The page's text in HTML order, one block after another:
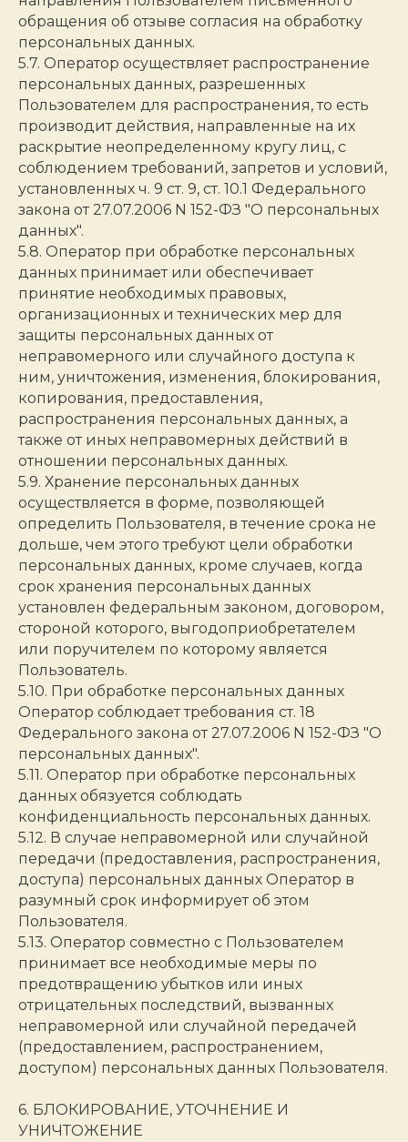
обращения об отзыве согласия на обработку
персональных данных.
5.7. Оператор осуществляет распространение
персональных данных, разрешенных
Пользователем для распространения, то есть
производит действия, направленные на их
раскрытие неопределенному кругу лиц, с
соблюдением требований, запретов и условий,
установленных ч. 9 ст. 9, ст. 10.1 Федерального
закона от 27.07.2006 N 152-ФЗ "О персональных
данных".
5.8. Оператор при обработке персональных
данных принимает или обеспечивает
принятие необходимых правовых,
организационных и технических мер для
защиты персональных данных от
неправомерного или случайного доступа к
ним, уничтожения, изменения, блокирования,
копирования, предоставления,
распространения персональных данных, а
также от иных неправомерных действий в
отношении персональных данных.
5.9. Хранение персональных данных
осуществляется в форме, позволяющей
определить Пользователя, в течение срока не
дольше, чем этого требуют цели обработки
персональных данных, кроме случаев, когда
срок хранения персональных данных
установлен федеральным законом, договором,
стороной которого, выгодоприобретателем
или поручителем по которому является
Пользователь.
5.10. При обработке персональных данных
Оператор соблюдает требования ст. 18
Федерального закона от 27.07.2006 N 152-ФЗ "О
персональных данных".
5.11. Оператор при обработке персональных
данных обязуется соблюдать
конфиденциальность персональных данных.
5.12. В случае неправомерной или случайной
передачи (предоставления, распространения,
доступа) персональных данных Оператор в
разумный срок информирует об этом
Пользователя.
5.13. Оператор совместно с Пользователем
принимает все необходимые меры по
предотвращению убытков или иных
отрицательных последствий, вызванных
неправомерной или случайной передачей
(предоставлением, распространением,
доступом) персональных данных Пользователя.
6. БЛОКИРОВАНИЕ, УТОЧНЕНИЕ И
УНИЧТОЖЕНИЕ